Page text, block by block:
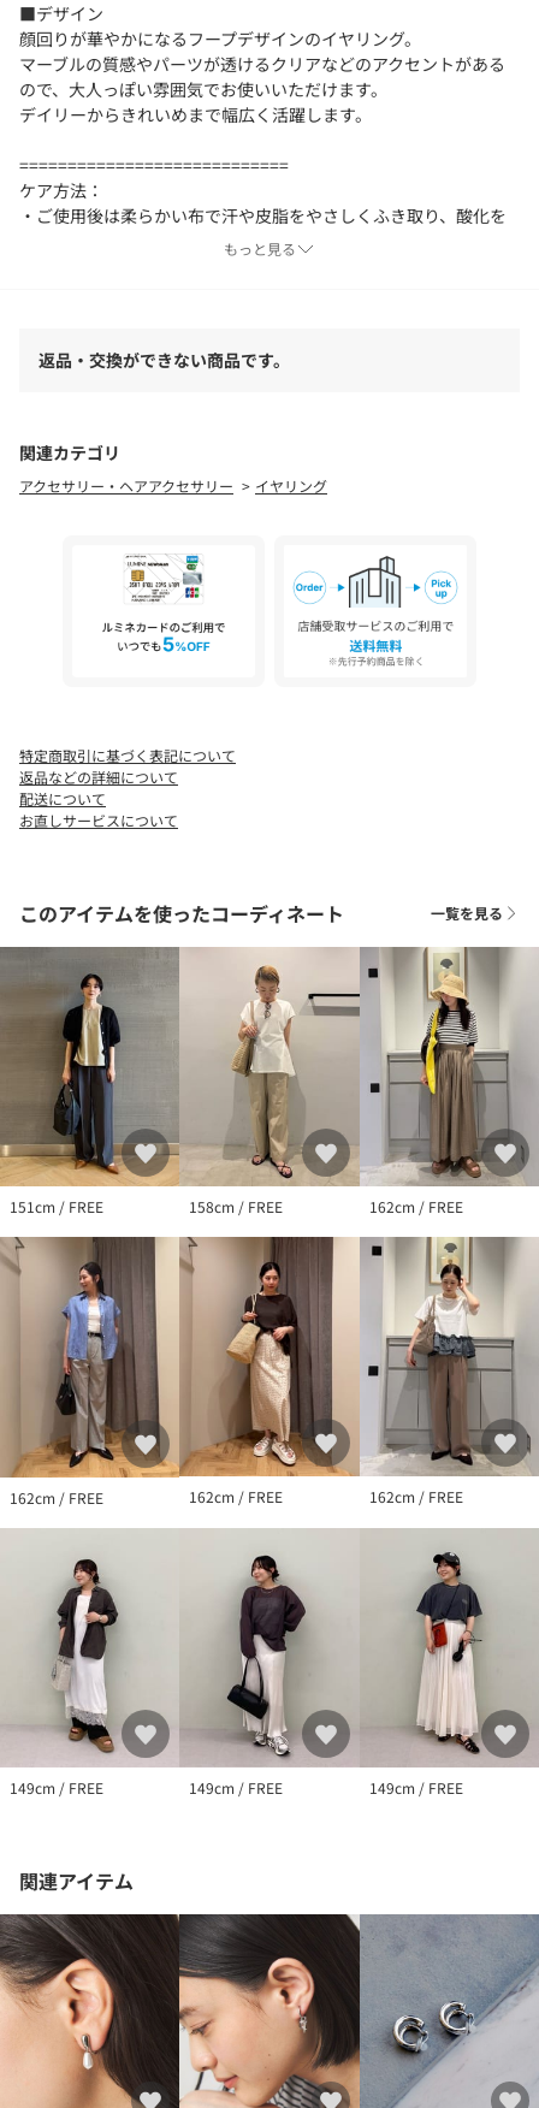
■デザイン
顔回りが華やかになるフープデザインのイヤリング。
マーブルの質感やパーツが透けるクリアなどのアクセントがある
ので、大人っぽい雰囲気でお使いいただけます。
デイリーからきれいめまで幅広く活躍します。
============================
ケア方法：
・ご使用後は柔らかい布で汗や皮脂をやさしくふき取り、酸化を
防ぐために、なるべく空気に触れないように保管してください。
※化粧品や香水、洗剤、温泉、海水、紫外線などはジュエリーを
傷める可能性がありますので、ご注意ください。
※商品を使用前に、タグ等に記載されている「取り扱い上の注意
書き」、「洗濯表示」を必ずご確認ください。
※商品画像は、光の当たり具合やパソコンなどの閲覧環境によ
り、実際の色味と異なって見える場合がございます。あらかじめ
店舗へお問い合わせの際は、全国のgreen label relaxing各店舗ま
で下記の品名/品番をお申し付けください。
もっと見る
返品・交換ができない商品です。
関連カテゴリ
アクセサリー・ヘアアクセサリー イヤリング
特定商取引に基づく表記について
返品などの詳細について
配送について
お直しサービスについて
このアイテムを使ったコーディネート 一覧を見る
151cm / FREE 158cm / FREE 162cm / FREE
162cm / FREE 162cm / FREE 162cm / FREE
149cm / FREE 149cm / FREE 149cm / FREE
関連アイテム